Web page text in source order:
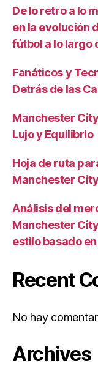
De lo retro a lo
en la evolución
fútbol a lo largo
Fanáticos y
Detrás de las
Manchester
Lujo y Equilibrio
Hoja de ruta
Manchester
Análisis del
Manchester
estilo basado
Recent
No hay
Archives